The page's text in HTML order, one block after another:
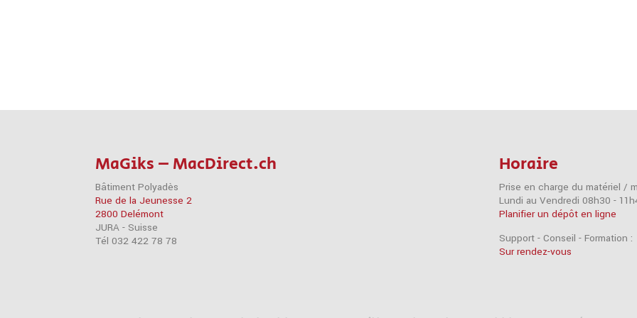
MaGiks – MacDirect.ch
Bâtiment Polyadès
Rue de la Jeunesse 2
2800 Delémont
JURA - Suisse
Tél 032 422 78 78
Horaire
Prise en charge du matériel /
Lundi au Vendredi 08h30 -
Planifier un dépôt en ligne
Support - Conseil - Formation :
Sur rendez-vous